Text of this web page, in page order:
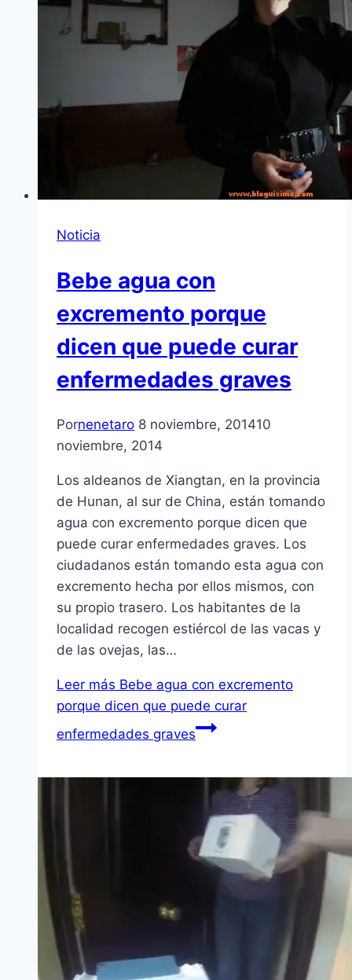
Noticia
Bebe agua con
excremento porque
dicen que puede curar
enfermedades graves
Pornenetaro 8 noviembre, 201410
noviembre, 2014
Los aldeanos de Xiangtan, en la provincia
de Hunan, al sur de China, están tomando
agua con excremento porque dicen que
puede curar enfermedades graves. Los
ciudadanos están tomando esta agua con
excremento hecha por ellos mismos, con
su propio trasero. Los habitantes de la
localidad recogen estiércol de las vacas y
de las ovejas, las…
Leer más Bebe agua con excremento
porque dicen que puede curar
enfermedades graves